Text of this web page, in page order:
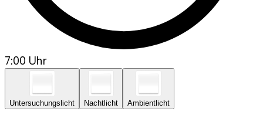
7:00 Uhr
Untersuchungslicht Nachtlicht Ambientlicht